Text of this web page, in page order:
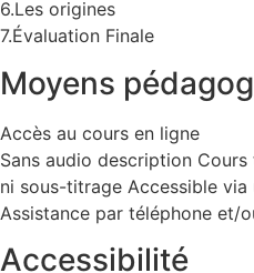
6.Les origines
7.Évaluation Finale
Moyens
Accès au cours en ligne
Sans audio description
ni sous-titrage Accessible
Assistance par téléphone et/
Accessibilité